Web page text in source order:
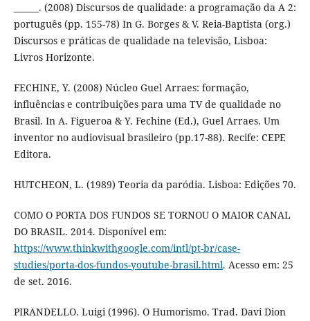
______. (2008) Discursos de qualidade: a programação da A 2:
português (pp. 155-78) In G. Borges & V. Reia-Baptista (org.)
Discursos e práticas de qualidade na televisão, Lisboa:
Livros Horizonte.
FECHINE, Y. (2008) Núcleo Guel Arraes: formação,
influências e contribuições para uma TV de qualidade no
Brasil. In A. Figueroa & Y. Fechine (Ed.), Guel Arraes. Um
inventor no audiovisual brasileiro (pp.17-88). Recife: CEPE
Editora.
HUTCHEON, L. (1989) Teoria da paródia. Lisboa: Edições 70.
COMO O PORTA DOS FUNDOS SE TORNOU O MAIOR CANAL
DO BRASIL. 2014. Disponível em:
https://www.thinkwithgoogle.com/intl/pt-br/case-
studies/porta-dos-fundos-youtube-brasil.html. Acesso em: 25
de set. 2016.
PIRANDELLO. Luigi (1996). O Humorismo. Trad. Davi Dion